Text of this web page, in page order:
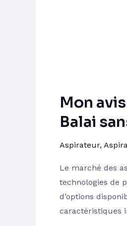
Mon
Balai
Aspirateur,
Le marché des
technologies de
d’options
caractéristiques